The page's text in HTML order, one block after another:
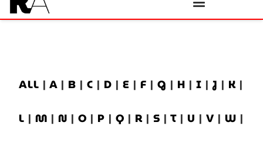
ALL | A | B | C | D | E | F | G | H | I |J | K |
L | M | N | O | P | Q | R | S | T | U | V | W |